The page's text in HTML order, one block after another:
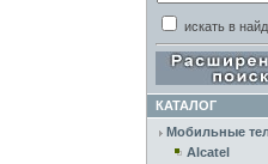
искать в
КАТАЛОГ
Мобильные
Alcatel